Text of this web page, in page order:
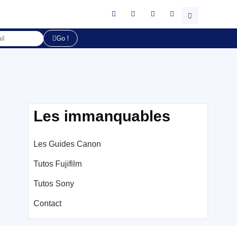
Go !
Les immanquables
Les Guides Canon
Tutos Fujifilm
Tutos Sony
Contact